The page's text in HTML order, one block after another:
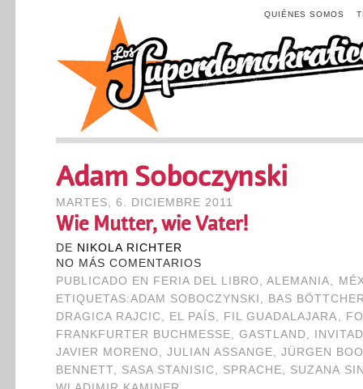
QUIÉNES SOMOS
Adam Soboczynski
MARTES, 6. DICIEMBRE 2011
Wie Mutter, wie Vater!
DE NIKOLA RICHTER
NO MÁS COMENTARIOS
PUBLICADO EN
FERIA DEL LIBRO ,ALEMANIA,
ETIQUETAS:ADAM SOBOCZYNSKI , BAS
DRAGICA RAJCIC, EL PAÍS, FIL GUADALAJARA ,
FRANKFURTER BUCHMESSE,GASTLAND,
JAVIER MORENO , JULIAN ASSANGE,JÜRGEN
BENNETT, SASA STANISIC, SPRACHE, SUZANA